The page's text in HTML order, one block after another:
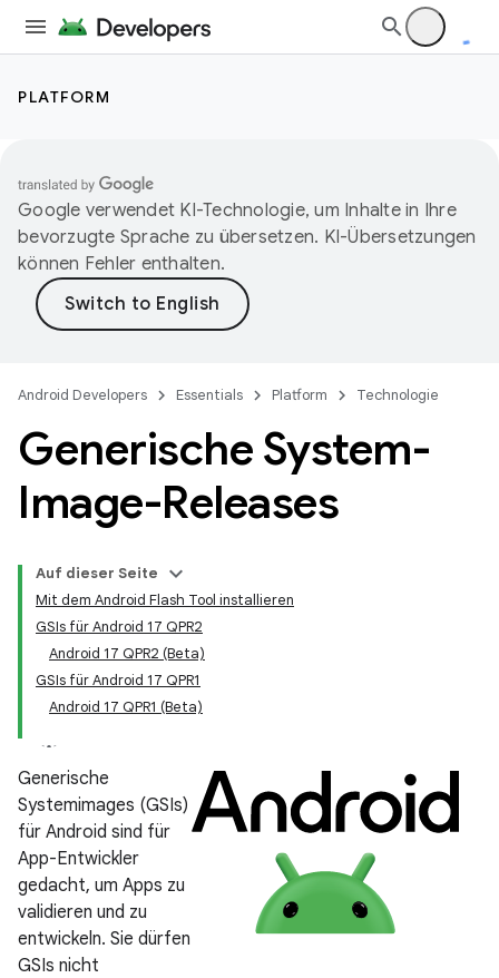
PLATFORM
Google verwendet KI-Technologie, um Inhalte in Ihre
bevorzugte Sprache zu übersetzen. KI-Übersetzungen
können Fehler enthalten.
Android Developers Essentials Platform Technologie
Generische System-
Image-Releases
Auf dieser Seite
Mit dem Android Flash Tool installieren
GSIs für Android 17 QPR2
Android 17 QPR2 (Beta)
GSIs für Android 17 QPR1
Android 17 QPR1 (Beta)
Generische
Systemimages (GSIs)
für Android sind für
App-Entwickler
gedacht, um Apps zu
validieren und zu
entwickeln. Sie dürfen
GSIs nicht